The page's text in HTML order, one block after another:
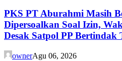
PKS PT Aburahmi Masih
Dipersoalkan Soal Izin,
Desak Satpol PP Bertindak
ownerAgu 06, 2026